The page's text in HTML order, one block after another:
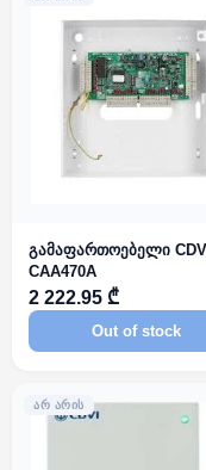
გამაფართოებელი CDVI
CAA470A
2 222.95 ₾
Out of stock
ᲐᲠ ᲐᲠᲘᲡ